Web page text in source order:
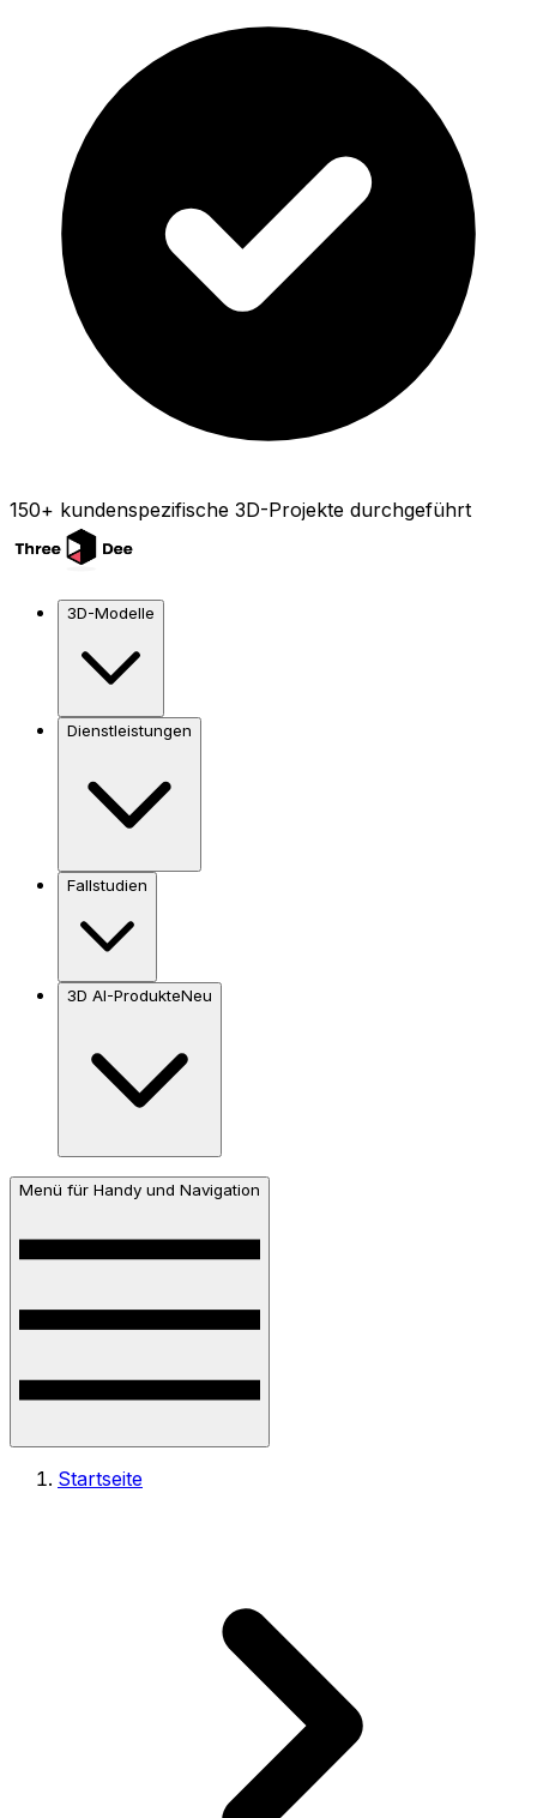
150+ kundenspezifische 3D-Projekte durchgeführt
3D-Modelle
Dienstleistungen
Fallstudien
3D AI-ProdukteNeu
Menü für Handy und Navigation
Startseite